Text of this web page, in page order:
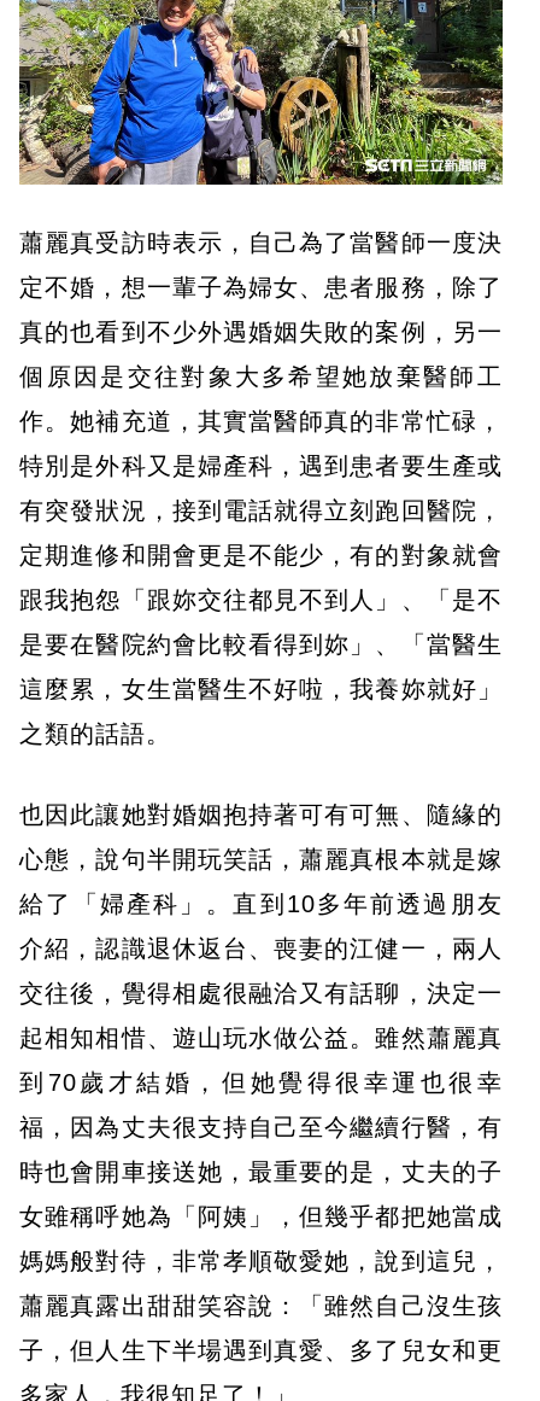
蕭麗真受訪時表示，自己為了當醫師一度決
定不婚，想一輩子為婦女、患者服務，除了
真的也看到不少外遇婚姻失敗的案例，另一
個原因是交往對象大多希望她放棄醫師工
作。她補充道，其實當醫師真的非常忙碌，
特別是外科又是婦產科，遇到患者要生產或
有突發狀況，接到電話就得立刻跑回醫院，
定期進修和開會更是不能少，有的對象就會
跟我抱怨「跟妳交往都見不到人」、「是不
是要在醫院約會比較看得到妳」、「當醫生
這麼累，女生當醫生不好啦，我養妳就好」
之類的話語。
也因此讓她對婚姻抱持著可有可無、隨緣的
心態，說句半開玩笑話，蕭麗真根本就是嫁
給了「婦產科」。直到10多年前透過朋友
介紹，認識退休返台、喪妻的江健一，兩人
交往後，覺得相處很融洽又有話聊，決定一
起相知相惜、遊山玩水做公益。雖然蕭麗真
到70歲才結婚，但她覺得很幸運也很幸
福，因為丈夫很支持自己至今繼續行醫，有
時也會開車接送她，最重要的是，丈夫的子
女雖稱呼她為「阿姨」，但幾乎都把她當成
媽媽般對待，非常孝順敬愛她，說到這兒，
蕭麗真露出甜甜笑容說：「雖然自己沒生孩
子，但人生下半場遇到真愛、多了兒女和更
多家人，我很知足了！」